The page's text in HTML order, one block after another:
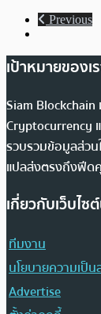
Previous
เป้าหมายของเ
Siam
Cryptocurrency
รวบรวมข้อมูลส่วน
แปลส่งตรงถึงฟี
เกี่ยวกับเว็บไซ
ทีมงาน
นโยบายความเป็
Advertise